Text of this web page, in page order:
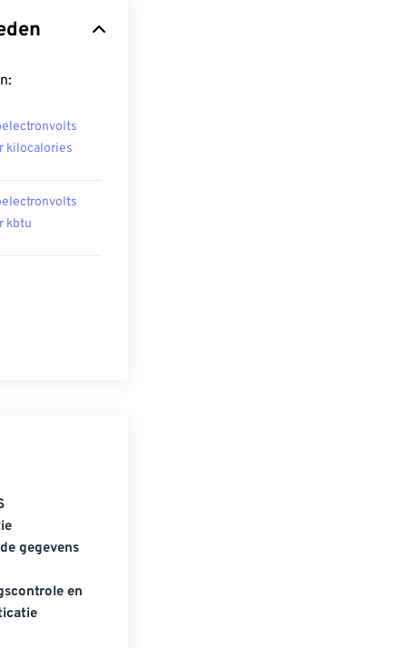
kilocalories
kbtu
gegevens
en